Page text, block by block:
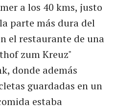
a los 40 kms, justo
parte más dura del
el restaurante de una
zum Kreuz"
donde además
guardadas en un
estaba